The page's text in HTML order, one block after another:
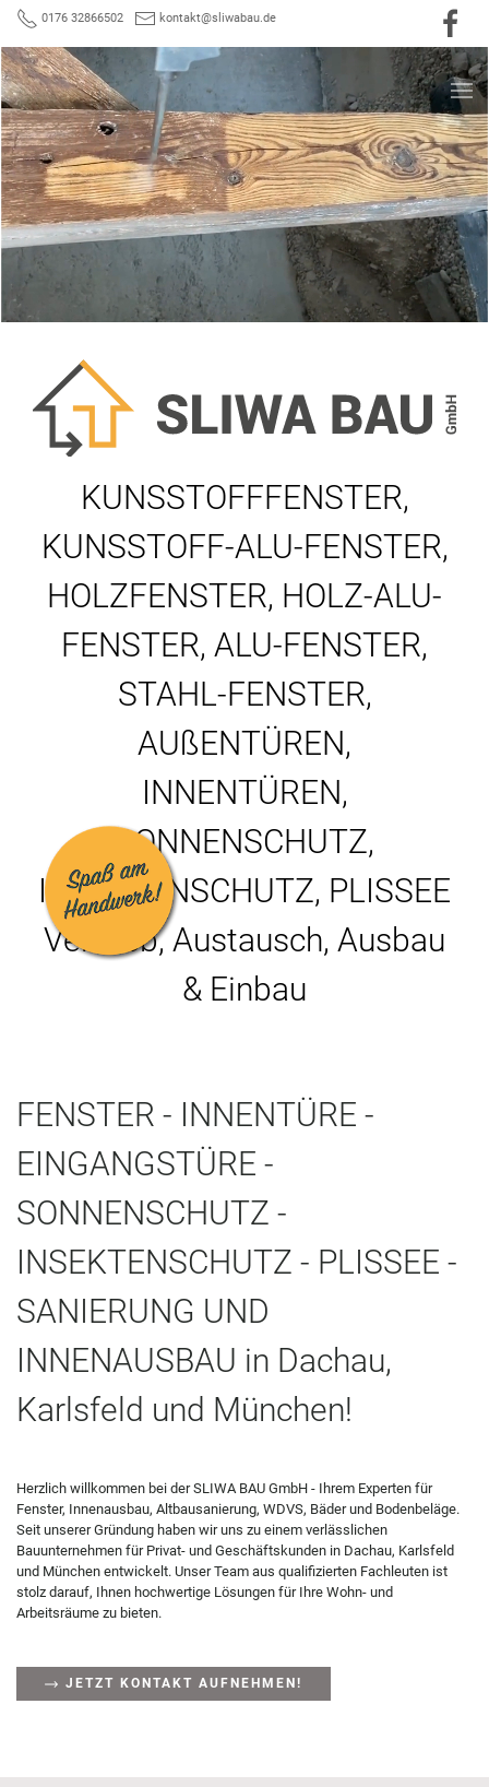
0176 32866502 kontakt@sliwabau.de
KUNSSTOFFFENSTER,
KUNSSTOFF-ALU-FENSTER,
HOLZFENSTER, HOLZ-ALU-
FENSTER, ALU-FENSTER,
STAHL-FENSTER,
AUßENTÜREN,
INNENTÜREN,
SONNENSCHUTZ,
INSEKTENSCHUTZ, PLISSEE
Vertrieb, Austausch, Ausbau
& Einbau
FENSTER - INNENTÜRE -
EINGANGSTÜRE -
SONNENSCHUTZ -
INSEKTENSCHUTZ - PLISSEE -
SANIERUNG UND
INNENAUSBAU in Dachau,
Karlsfeld und München!
Herzlich willkommen bei der SLIWA BAU GmbH - Ihrem Experten für
Fenster, Innenausbau, Altbausanierung, WDVS, Bäder und Bodenbeläge.
Seit unserer Gründung haben wir uns zu einem verlässlichen
Bauunternehmen für Privat- und Geschäftskunden in Dachau, Karlsfeld
und München entwickelt. Unser Team aus qualifizierten Fachleuten ist
stolz darauf, Ihnen hochwertige Lösungen für Ihre Wohn- und
Arbeitsräume zu bieten.
JETZT KONTAKT AUFNEHMEN!